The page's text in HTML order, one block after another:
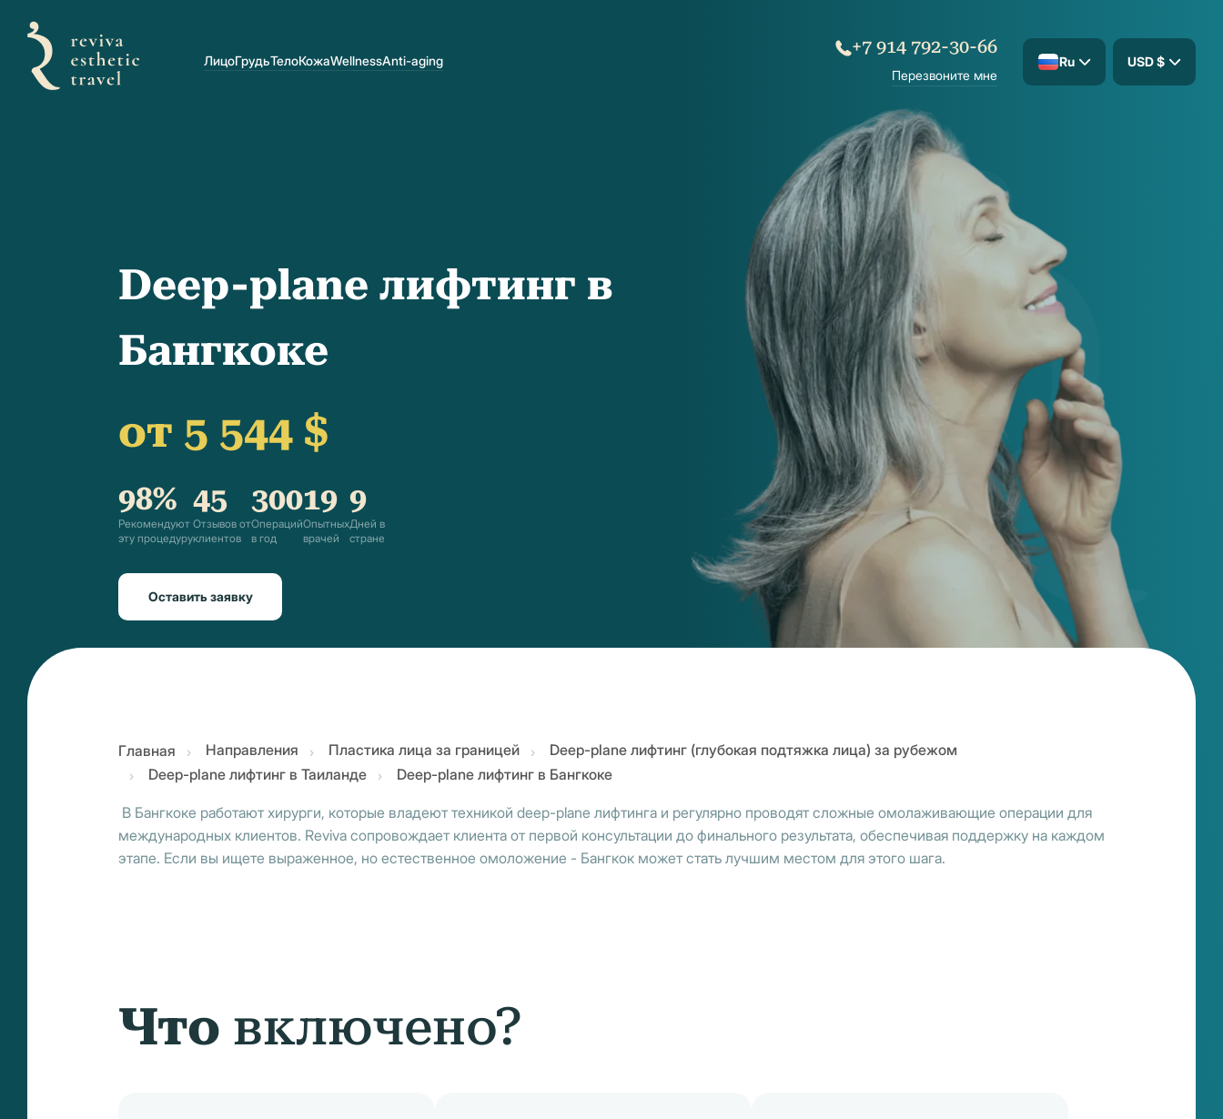
ЛицоГрудьТелоКожаWellnessAnti-aging
+7 914 792-30-66
Перезвоните мне
Ru USD $
Deep-plane лифтинг в
Бангкоке
от 5 544 $
98%
Рекомендуют
эту процедуру
45
Отзывов от
клиентов
300
Операций
в год
19
Опытных
врачей
9
Дней в
стране
Оставить заявку
Главная Направления Пластика лица за границей
Deep-plane лифтинг (глубокая подтяжка лица) за рубежом
Deep-plane лифтинг в Таиланде
Deep-plane лифтинг в Бангкоке
В Бангкоке работают хирурги, которые владеют техникой deep-plane лифтинга и регулярно проводят сложные омолаживающие операции для
международных клиентов. Reviva сопровождает клиента от первой консультации до финального результата, обеспечивая поддержку на каждом
этапе. Если вы ищете выраженное, но естественное омоложение - Бангкок может стать лучшим местом для этого шага.
Что включено?